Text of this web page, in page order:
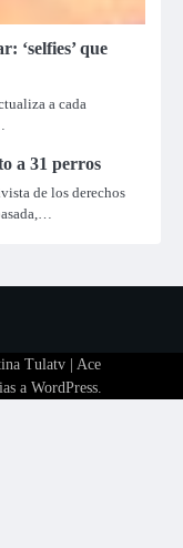
‘selfies’ que
a cada
a 31 perros
de los derechos
Tulatv| Ace
a WordPress.